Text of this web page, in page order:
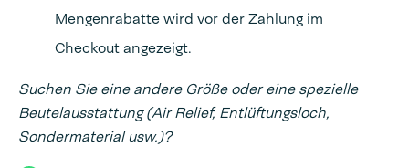
Mengenrabatte wird vor der Zahlung im
Checkout angezeigt.
Suchen Sie eine andere Größe oder eine spezielle
Beutelausstattung (Air Relief, Entlüftungsloch,
Sondermaterial usw.)?